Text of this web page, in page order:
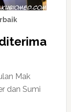
Mak
dan Sumi